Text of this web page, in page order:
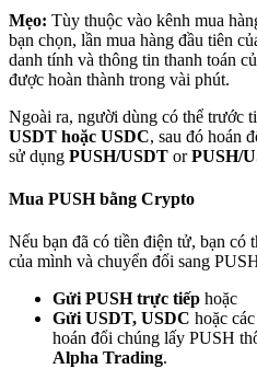
Đối tác Bitrue
Lên đến 65% hoa hồng!
Giới thiệu
Mời một người bạn để nhận
Deposit CASHCAT & Win
Mẹo: Tùy thuộc vào kênh mua
bạn chọn, lần mua hàng đầu tiên
danh tính và thông tin thanh toán
được hoàn thành trong vài phút.
Ngoài ra, người dùng có thể trước
USDT hoặc USDC, sau đó hoán
sử dụng PUSH/USDT orPUSH/
Mua PUSH bằng Crypto
Nếu bạn đã có tiền điện tử, bạn có
của mình và chuyển đổi sang
Gửi PUSH trực tiếp hoặc
Gửi USDT, USDC hoặc
hoán đổi chúng lấy PUSH
Alpha Trading.